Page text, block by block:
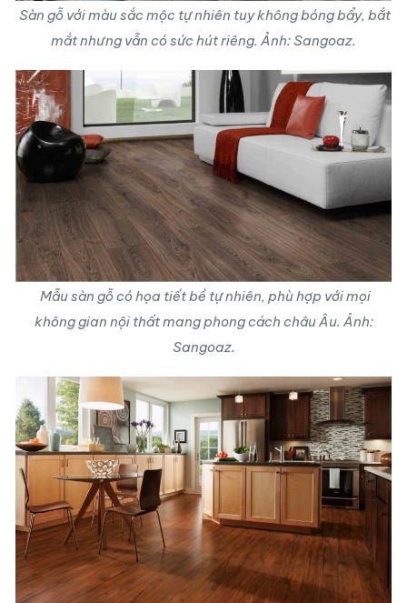
Sàn gỗ với màu sắc mộc tự nhiên tuy không bóng bẩy, bắt
mắt nhưng vẫn có sức hút riêng. Ảnh: Sangoaz.
Mẫu sàn gỗ có họa tiết bề tự nhiên, phù hợp với mọi
không gian nội thất mang phong cách châu Âu. Ảnh:
Sangoaz.